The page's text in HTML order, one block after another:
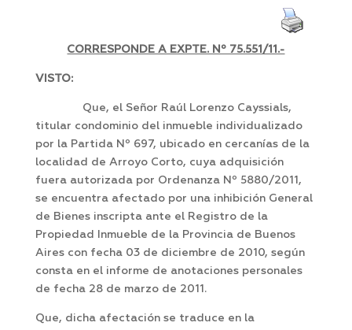
CORRESPONDE A EXPTE. Nº 75.551/11.-
VISTO:
Que, el Señor Raúl Lorenzo Cayssials,
titular condominio del inmueble individualizado
por la Partida Nº 697, ubicado en cercanías de la
localidad de Arroyo Corto, cuya adquisición
fuera autorizada por Ordenanza Nº 5880/2011,
se encuentra afectado por una inhibición General
de Bienes inscripta ante el Registro de la
Propiedad Inmueble de la Provincia de Buenos
Aires con fecha 03 de diciembre de 2010, según
consta en el informe de anotaciones personales
de fecha 28 de marzo de 2011.
Que, dicha afectación se traduce en la